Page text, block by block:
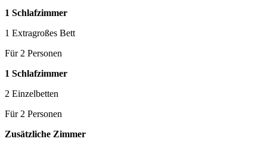
1 Schlafzimmer
1 Extragroßes Bett
Für 2 Personen
1 Schlafzimmer
2 Einzelbetten
Für 2 Personen
Zusätzliche Zimmer